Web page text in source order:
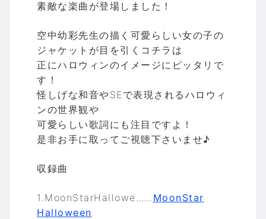
素敵な楽曲が登場しました！
空中幼彩先生の描く可愛らしい女の子の
ジャケットが目を引くコチラは
正にハロウィンのイメージにピッタリで
す！
怪しげな和音やSEで表現されるハロウィ
ンの世界観や
可愛らしい歌詞にも注目ですよ！
是非お手に取ってご視聴下さいませ♪
収録曲
1.MoonStarHallowe…… MoonStar
Halloween